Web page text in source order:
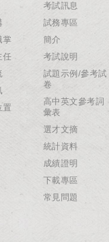
掌
任
置
考試訊息
試務專區
簡介
考試說明
試題示例/參考試
卷
高中英文參考詞
彙表
選才文摘
統計資料
成績證明
下載專區
常見問題